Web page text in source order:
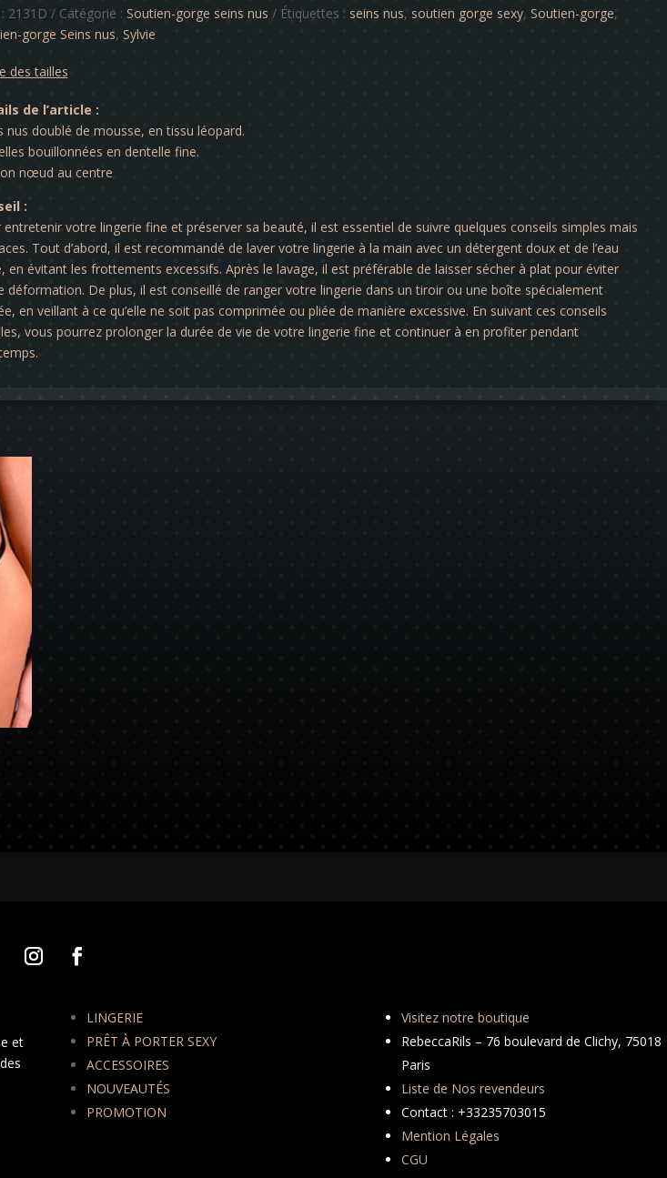
2131D Catégorie : Soutien-gorge seins nus Étiquettes : seins nus, soutien gorge sexy, Soutien-gorge,
gorge Seins nus, Sylvie
des tailles
de l’article :
nus doublé de mousse, en tissu léopard.
bouillonnées en dentelle fine.
nœud au centre
:
entretenir votre lingerie fine et préserver sa beauté, il est essentiel de suivre quelques conseils simples mais
Tout d’abord, il est recommandé de laver votre lingerie à la main avec un détergent doux et de l’eau
en évitant les frottements excessifs. Après le lavage, il est préférable de laisser sécher à plat pour éviter
déformation. De plus, il est conseillé de ranger votre lingerie dans un tiroir ou une boîte spécialement
en veillant à ce qu’elle ne soit pas comprimée ou pliée de manière excessive. En suivant ces conseils
vous pourrez prolonger la durée de vie de votre lingerie fine et continuer à en profiter pendant
et
LINGERIE
PRÊT À PORTER SEXY
ACCESSOIRES
NOUVEAUTÉS
PROMOTION
Visitez notre boutique
RebeccaRils – 76 boulevard de Clichy, 75018
Paris
Liste de Nos revendeurs
Contact : +33235703015
Mention Légales
CGU